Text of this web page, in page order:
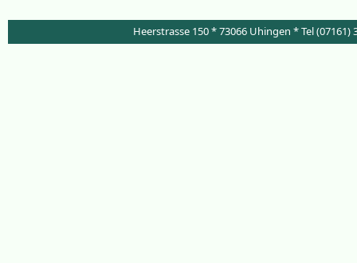
Heerstrasse 150 * 73066 Uhingen * Tel